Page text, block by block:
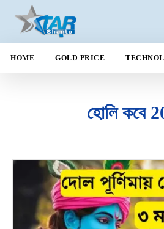
HOME GOLD PRICE
হোলি কবে